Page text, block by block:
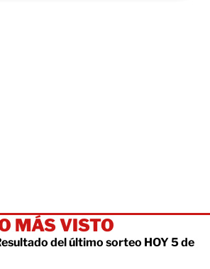
MÁS VISTO
del último sorteo HOY 5 de